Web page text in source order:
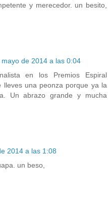
y merecedor. un besito,
de 2014 a las 0:04
en los Premios Espiral
lleves una peonza porque ya la
Un abrazo grande y mucha
2014 a las 1:08
un beso,